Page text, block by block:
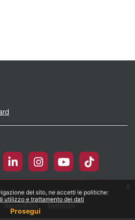
del sito, ne accetti le politiche:
utilizzo e trattamento dei dati
Prosegui
x
degli Studi di Milano-Bicocca